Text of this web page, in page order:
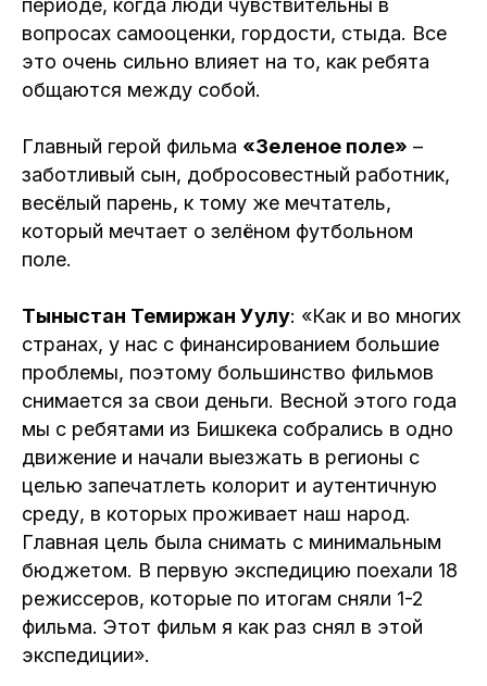
периоде, когда люди чувствительны в
вопросах самооценки, гордости, стыда. Все
это очень сильно влияет на то, как ребята
общаются между собой.
Главный герой фильма «Зеленое поле» –
заботливый сын, добросовестный работник,
весёлый парень, к тому же мечтатель,
который мечтает о зелёном футбольном
поле.
Тыныстан Темиржан Уулу: «Как и во многих
странах, у нас с финансированием большие
проблемы, поэтому большинство фильмов
снимается за свои деньги. Весной этого года
мы с ребятами из Бишкека собрались в одно
движение и начали выезжать в регионы с
целью запечатлеть колорит и аутентичную
среду, в которых проживает наш народ.
Главная цель была снимать с минимальным
бюджетом. В первую экспедицию поехали 18
режиссеров, которые по итогам сняли 1-2
фильма. Этот фильм я как раз снял в этой
экспедиции».